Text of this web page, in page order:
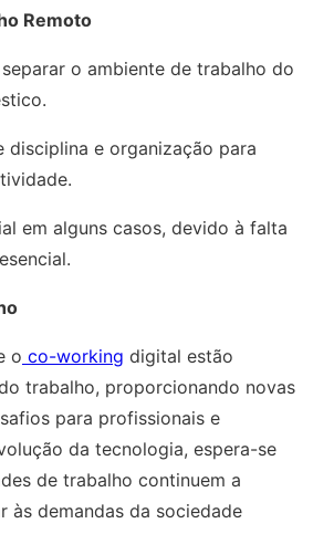
Remoto
o ambiente de trabalho do
disciplina e organização para
em alguns casos, devido à falta
o co-working digital estão
trabalho, proporcionando novas
para profissionais e
da tecnologia, espera-se
de trabalho continuem a
às demandas da sociedade